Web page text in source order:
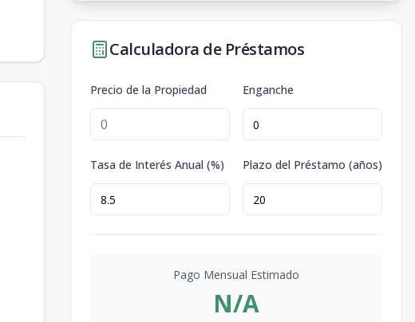
Calculadora de Préstamos
Precio de la Propiedad Enganche
Tasa de Interés Anual (%) Plazo del Préstamo (años)
Pago Mensual Estimado
N/A